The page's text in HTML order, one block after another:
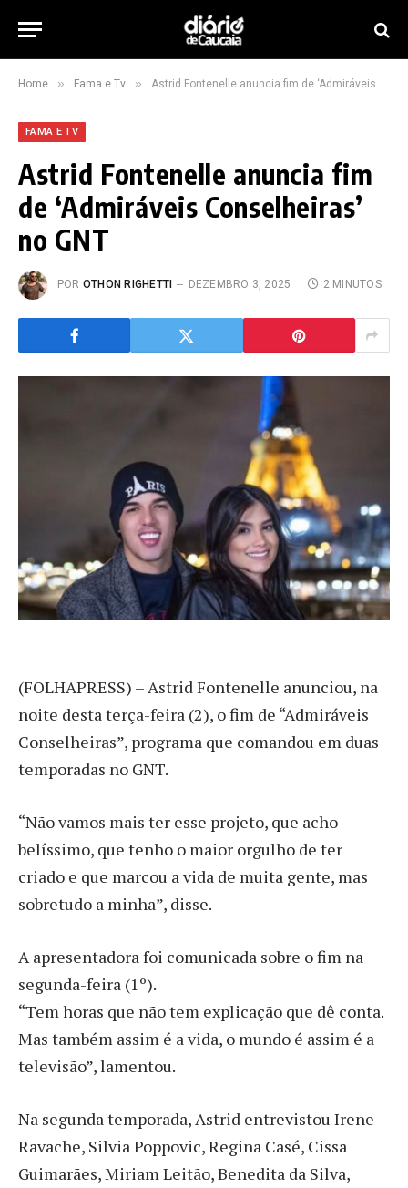
Home » Fama e Tv » Astrid Fontenelle anuncia fim de ‘Admiráveis Conselheiras’ no GNT
FAMA E TV
Astrid Fontenelle anuncia fim
de ‘Admiráveis Conselheiras’
no GNT
POR OTHON RIGHETTI DEZEMBRO 3, 2025 2 MINUTOS
(FOLHAPRESS) – Astrid Fontenelle anunciou, na
noite desta terça-feira (2), o fim de “Admiráveis
Conselheiras”, programa que comandou em duas
temporadas no GNT.
“Não vamos mais ter esse projeto, que acho
belíssimo, que tenho o maior orgulho de ter
criado e que marcou a vida de muita gente, mas
sobretudo a minha”, disse.
A apresentadora foi comunicada sobre o fim na
segunda-feira (1º).
“Tem horas que não tem explicação que dê conta.
Mas também assim é a vida, o mundo é assim é a
televisão”, lamentou.
Na segunda temporada, Astrid entrevistou Irene
Ravache, Silvia Poppovic, Regina Casé, Cissa
Guimarães, Miriam Leitão, Benedita da Silva,